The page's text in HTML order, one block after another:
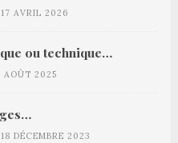
17 AVRIL 2026
ou technique…
AOÛT 2025
18 DÉCEMBRE 2023